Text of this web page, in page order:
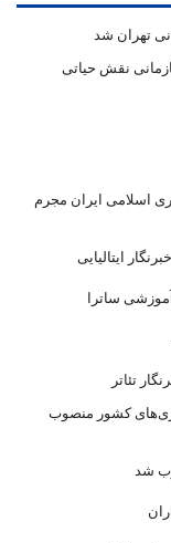
تهران شد
نقش حیاتی
اسلامی ایران مجرم
ایتالیایی
ساترا
تئاتر
کشور منصوب
شد